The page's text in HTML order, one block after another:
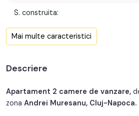
S. construita:
Confort:
Nr. balcoane:
An constructie:
Mai multe caracteristici
Descriere
Apartament 2 camere de vanzare,
zona Andrei Muresanu, Cluj-Napoca.